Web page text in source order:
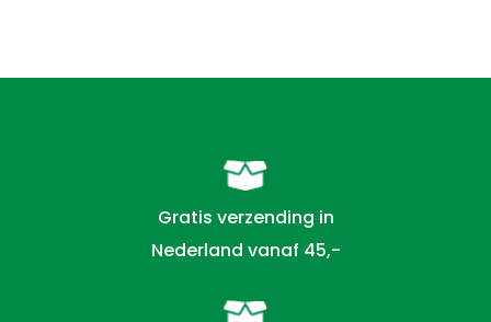
Gratis verzending in
Nederland vanaf 45,-